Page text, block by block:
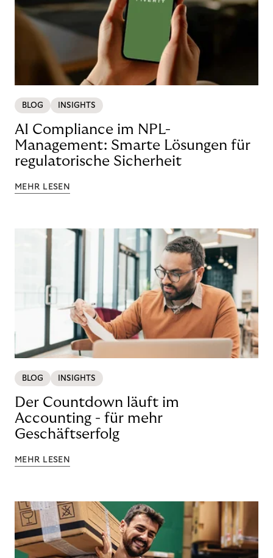
BLOG INSIGHTS
AI Compliance im NPL-
Management: Smarte Lösungen für
regulatorische Sicherheit
MEHR LESEN
BLOG INSIGHTS
Der Countdown läuft im
Accounting - für mehr
Geschäftserfolg
MEHR LESEN